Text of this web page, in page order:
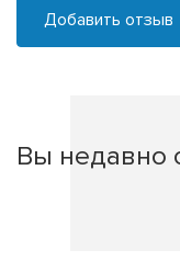
Добавить отзыв
Вы недавно